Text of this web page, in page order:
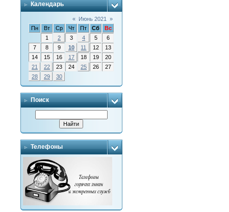
Календарь
« Июнь 2021
»
Пн
Вт Ср Чт Пт Сб
Вс
1
2 3 4 5
6
7
8 9 10 11 12
13
14
15 16 17 18 19
20
21
22 23 24 25 26
27
28
29 30
Поиск
Телефоны